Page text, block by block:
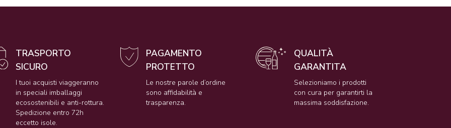
TRASPORTO
SICURO
I tuoi acquisti viaggeranno
in speciali imballaggi
ecosostenibili e anti-rottura.
Spedizione entro 72h
eccetto isole.
PAGAMENTO
PROTETTO
Le nostre parole d’ordine
sono affidabilità e
trasparenza.
QUALITÀ
GARANTITA
Selezioniamo i prodotti
con cura per garantirti la
massima soddisfazione.